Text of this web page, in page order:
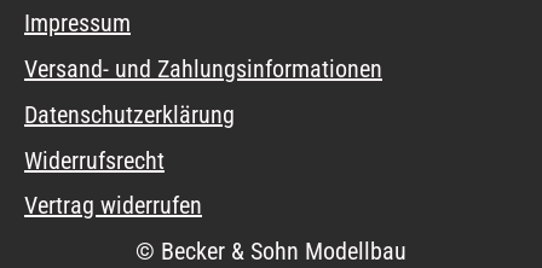
Impressum
Versand- und Zahlungsinformationen
Datenschutzerklärung
Widerrufsrecht
Vertrag widerrufen
© Becker & Sohn Modellbau